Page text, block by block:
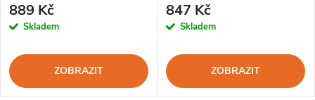
889 Kč
Skladem
ZOBRAZIT
847 Kč
Skladem
ZOBRAZIT